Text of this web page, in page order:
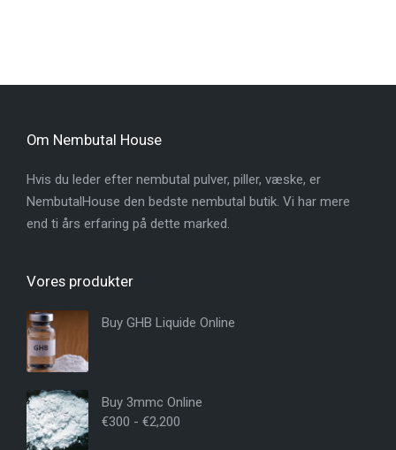
Om Nembutal House
Hvis du leder efter nembutal pulver, piller, væske, er
NembutalHouse den bedste nembutal butik. Vi har mere
end ti års erfaring på dette marked.
Vores produkter
Buy GHB Liquide Online
Buy 3mmc Online
€300 - €2,200